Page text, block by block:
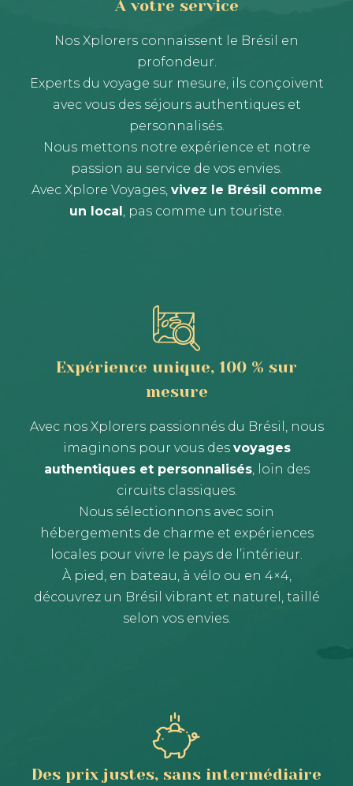
À votre service
Nos Xplorers connaissent le Brésil en
profondeur.
Experts du voyage sur mesure, ils conçoivent
avec vous des séjours authentiques et
personnalisés.
Nous mettons notre expérience et notre
passion au service de vos envies.
Avec Xplore Voyages, vivez le Brésil comme
un local, pas comme un touriste.
Expérience unique, 100 % sur
mesure
Avec nos Xplorers passionnés du Brésil, nous
imaginons pour vous des voyages
authentiques et personnalisés, loin des
circuits classiques.
Nous sélectionnons avec soin
hébergements de charme et expériences
locales pour vivre le pays de l’intérieur.
À pied, en bateau, à vélo ou en 4×4,
découvrez un Brésil vibrant et naturel, taillé
selon vos envies.
Des prix justes, sans intermédiaire